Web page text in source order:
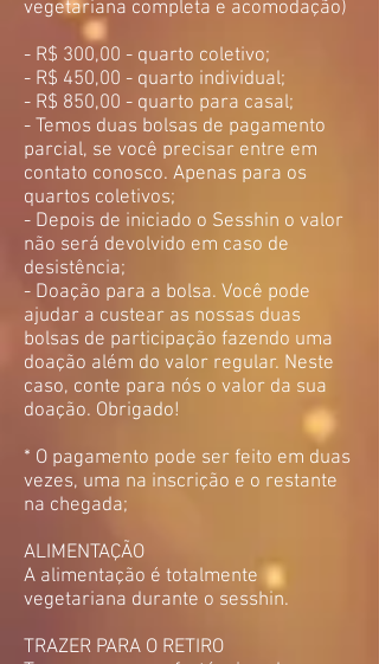
vegetariana completa e acomodação)
- R$ 300,00 - quarto coletivo;
- R$ 450,00 - quarto individual;
- R$ 850,00 - quarto para casal;
- Temos duas bolsas de pagamento
parcial, se você precisar entre em
contato conosco. Apenas para os
quartos coletivos;
- Depois de iniciado o Sesshin o valor
não será devolvido em caso de
desistência;
- Doação para a bolsa. Você pode
ajudar a custear as nossas duas
bolsas de participação fazendo uma
doação além do valor regular. Neste
caso, conte para nós o valor da sua
doação. Obrigado!
* O pagamento pode ser feito em duas
vezes, uma na inscrição e o restante
na chegada;
ALIMENTAÇÃO
A alimentação é totalmente
vegetariana durante o sesshin.
TRAZER PARA O RETIRO